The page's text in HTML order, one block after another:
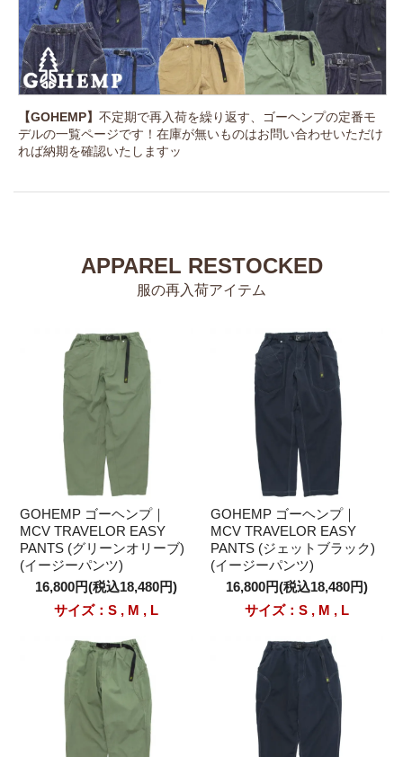
【GOHEMP】 不定期で再入荷を繰り返す、ゴーヘンプの定番モ
デルの一覧ページです！在庫が無いものはお問い合わせいただけ
れば納期を確認いたしますッ
APPAREL RESTOCKED
服の再入荷アイテム
GOHEMP ゴーヘンプ｜
MCV TRAVELOR EASY
PANTS (グリーンオリーブ)
(イージーパンツ)
16,800円(税込18,480円)
サイズ：S , M , L
GOHEMP ゴーヘンプ｜
MCV TRAVELOR EASY
PANTS (ジェットブラック)
(イージーパンツ)
16,800円(税込18,480円)
サイズ：S , M , L